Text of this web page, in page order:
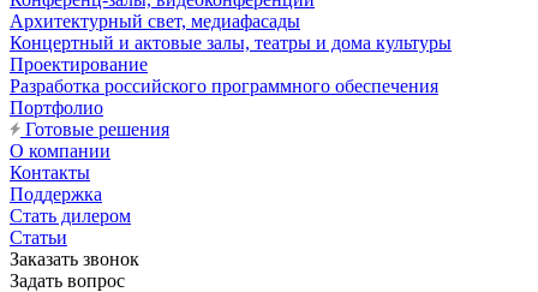
Архитектурный свет, медиафасады
Концертный и актовые залы, театры и дома культуры
Проектирование
Разработка российского программного обеспечения
Портфолио
Готовые решения
О компании
Контакты
Поддержка
Стать дилером
Статьи
Заказать звонок
Задать вопрос